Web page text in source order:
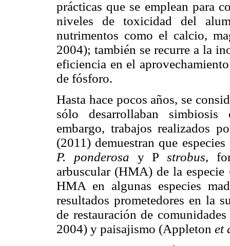
prácticas que se emplean para
niveles de toxicidad del
nutrimentos como el calcio,
2004); también se recurre a la
eficiencia en el
de fósforo.
Hasta hace pocos años, se
sólo desarrollaban
embargo, trabajos realizados
(2011) demuestran que
P. ponderosa y Pstrobus,
arbuscular (HMA) de la especie
HMA en algunas especies
resultados prometedores en la
de restauración de
2004) y paisajismo (Appleton et